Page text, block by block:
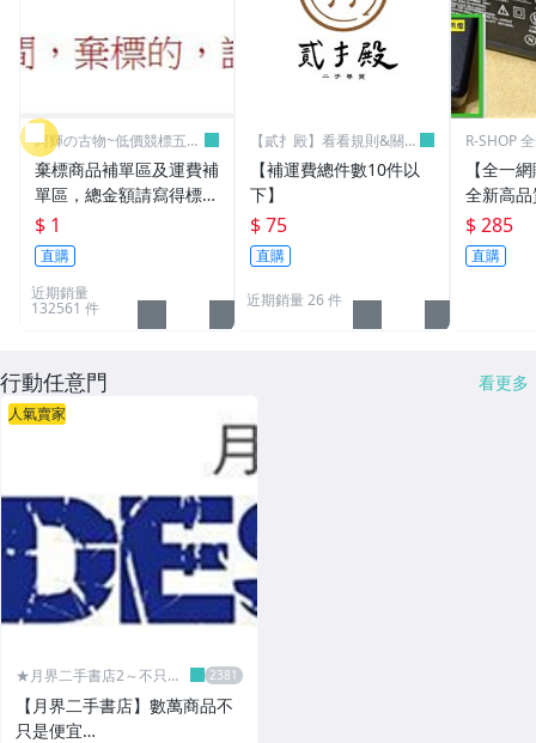
阿輝の古物~低價競標五六
日結標
棄標商品補單區及運費補
單區，總金額請寫得標商
品金額，運費請寫棄標商
品原設定之運費
$ 1
直購
近期銷量
132561 件
【貳扌殿】看看規則&關於
【補運費總件數10件以
下】
$ 75
直購
近期銷量 26 件
R-SHOP
【全一
全新高
筆電 變
3.16A通
L30
$ 285
直購
行動任意門 看更多
人氣賣家
★月界二手書店2～不只是
【月界二手書店】數萬商品不
只是便宜…